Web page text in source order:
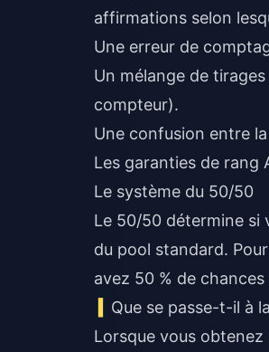
affirmations selon
Une erreur de
Un mélange de
compteur).
Une confusion entre
Les garanties de rang
Le système du 50/50
Le 50/50 détermine si
du pool standard.
avez 50 % de
Que se passe-t-il à
Lorsque vous